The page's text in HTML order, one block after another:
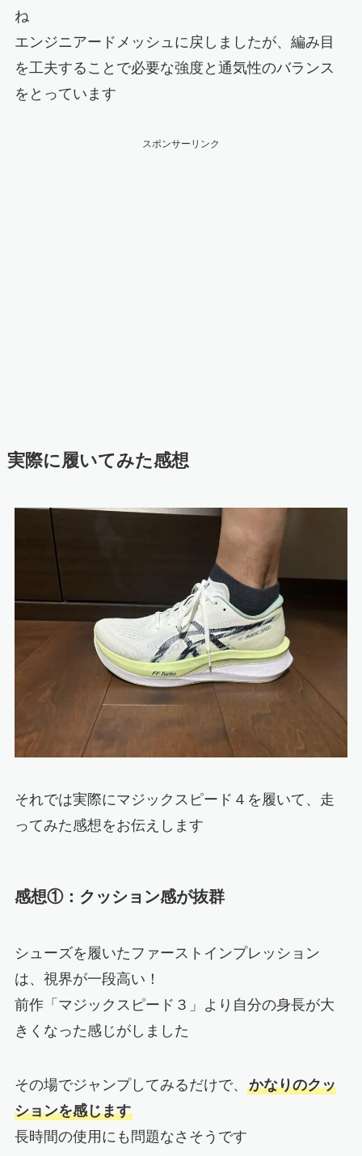
ね
エンジニアードメッシュに戻しましたが、 編み目
を工夫することで必要な強度と通気性のバランス
をとっています
スポンサーリンク
実際に履いてみた感想
それでは実際にマジックスピード４を履いて、走
ってみた感想をお伝えします
感想①：クッション感が抜群
シューズを履いたファーストインプレッション
は、視界が一段高い！
前作「マジックスピード３」より自分の身長が大
きくなった感じがしました
その場でジャンプしてみるだけで、 かなりのクッ
ションを感じます
長時間の使用にも問題なさそうです